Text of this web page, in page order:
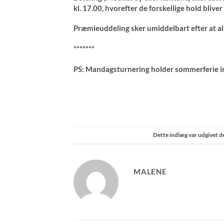
kl. 17.00, hvorefter de forskellige hold
Præmieuddeling sker umiddelbart efter at
*******
PS: Mandagsturnering holder sommerferie
Dette indlæg var udgivet
MALENE